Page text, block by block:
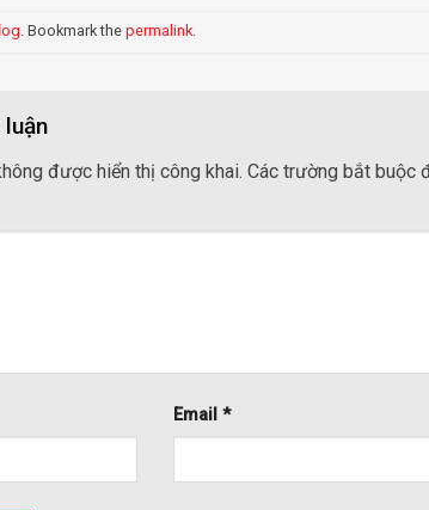
. Bookmark the permalink.
được hiển thị công khai. Các trường bắt buộc
Email*